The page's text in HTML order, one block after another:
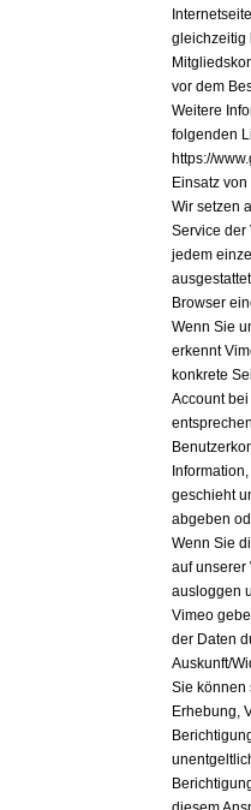
gleichzeitig
vor dem
Weitere
folgenden
https://
Einsatz
Wir setzen
Service der
jedem
Browser
Wenn Sie
erkennt
konkrete
Account
geschieht
abgeben
Wenn Sie
auf unserer
ausloggen
Vimeo
der Daten
Auskunft/
Sie können
Erhebung,